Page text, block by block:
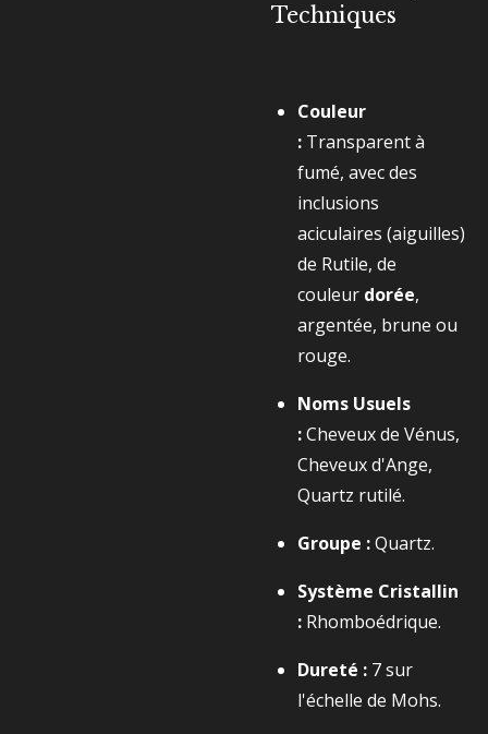
Techniques
Couleur
: Transparent à
fumé, avec des
inclusions
aciculaires (aiguilles)
de Rutile, de
couleur dorée,
argentée, brune ou
rouge.
Noms Usuels
:Cheveux de Vénus,
Cheveux d'Ange,
Quartz rutilé.
Groupe :Quartz.
Système Cristallin
: Rhomboédrique.
Dureté : 7sur
l'échelle de Mohs.